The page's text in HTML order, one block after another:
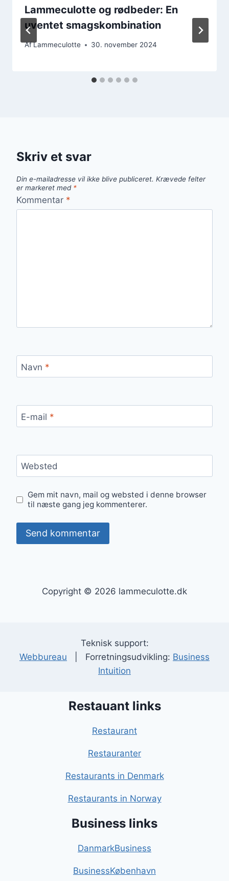
Lammeculotte og rødbeder: En
uventet smagskombination
AfLammeculotte 30. november 2024
Skriv et svar
Din e-mailadresse vil ikke blive publiceret. Krævede felter
er markeret med *
Kommentar *
Navn *
E-mail *
Websted
Gem mit navn, mail og websted i denne browser
til næste gang jeg kommenterer.
Copyright © 2026 lammeculotte.dk
Teknisk support:
Webbureau | Forretningsudvikling: Business
Intuition
Restauant links
Restaurant
Restauranter
Restaurants in Denmark
Restaurants in Norway
Business links
DanmarkBusiness
BusinessKøbenhavn